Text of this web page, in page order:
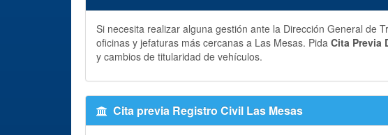
Si necesita realizar alguna gestión ante la Dirección General de
oficinas y jefaturas más cercanas a Las Mesas. Pida Cita Previa
y cambios de titularidad de vehículos.
Cita previa Registro Civil Las Mesas